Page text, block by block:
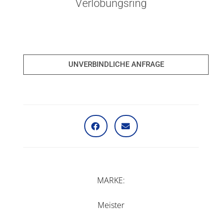
Verlobungsring
UNVERBINDLICHE ANFRAGE
MARKE
Meister